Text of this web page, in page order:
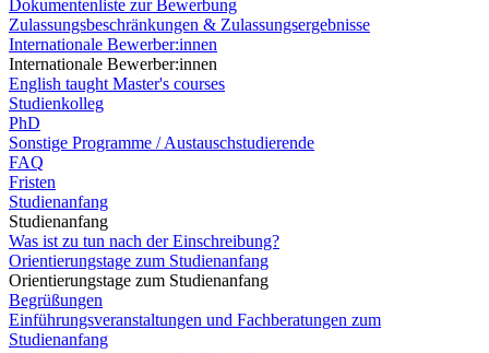
Dokumentenliste zur Bewerbung
Zulassungsbeschränkungen & Zulassungsergebnisse
Internationale Bewerber:innen
Internationale Bewerber:innen
English taught Master's courses
Studienkolleg
PhD
Sonstige Programme / Austauschstudierende
FAQ
Fristen
Studienanfang
Studienanfang
Was ist zu tun nach der Einschreibung?
Orientierungstage zum Studienanfang
Orientierungstage zum Studienanfang
Begrüßungen
Einführungsveranstaltungen und Fachberatungen zum
Studienanfang